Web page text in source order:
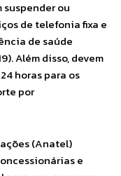
ou
de telefonia fixa e
de saúde
Além disso, devem
horas para os
por
(Anatel)
e